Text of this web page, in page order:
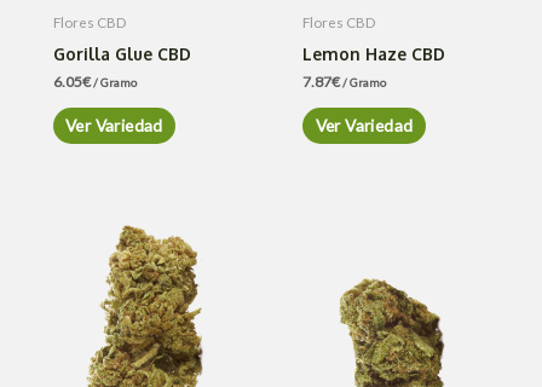
Flores CBD
Gorilla Glue CBD
6.05€/ Gramo
Ver Variedad
Flores CBD
Lemon Haze CBD
7.87€/ Gramo
Ver Variedad